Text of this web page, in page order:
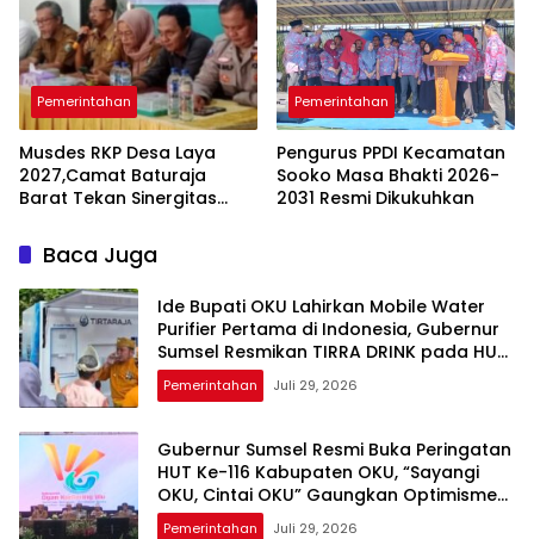
Pemerintahan
Musdes RKP Desa Laya
2027,Camat Baturaja
Barat Tekan Sinergitas
Pemerintahan
Pengurus PPDI Kecamatan
Sooko Masa Bhakti 2026-
2031 Resmi Dikukuhkan
Baca Juga
Ide Bupati OKU Lahirkan Mobile Water
Purifier Pertama di Indonesia, Gubernur
Sumsel Resmikan TIRRA DRINK pada HUT
Ke-116 OKU
Pemerintahan Juli 29, 2026
Gubernur Sumsel Resmi Buka Peringatan
HUT Ke-116 Kabupaten OKU, “Sayangi
OKU, Cintai OKU” Gaungkan Optimisme
Pembangunan
Pemerintahan Juli 29, 2026